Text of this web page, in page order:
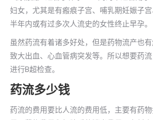
妇女，尤其是有瘢痕子宫、哺乳期妊娠子
半年内或有过多次人流史的女性终止早孕。
虽然药流有着诸多好处，但是药物流产也
致大出血、心血管病突发等。所以想要药
进行B超检查。
药流多少钱
药流的费用要比人流的费用低，主要有药